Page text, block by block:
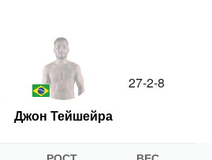
Джон Тейшейра
27-2-8